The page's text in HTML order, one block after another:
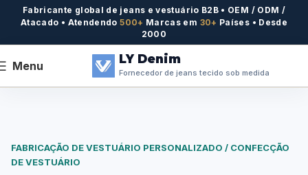
Fabricante global de jeans e vestuário B2B • OEM / ODM /
Atacado • Atendendo500+ Marcas em 30+ Países • Desde
2000
Menu LY Denim
Fornecedor de jeans tecido sob medida
FABRICAÇÃO DE VESTUÁRIO PERSONALIZADO / CONFECÇÃO
DE VESTUÁRIO